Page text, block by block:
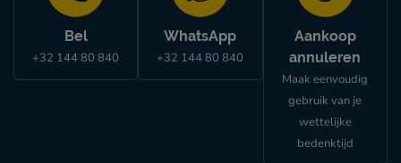
Bel
+32 144 80 840
WhatsApp
+32 144 80 840
Aankoop
annuleren
Maak eenvoudig
gebruik van je
wettelijke
bedenktijd